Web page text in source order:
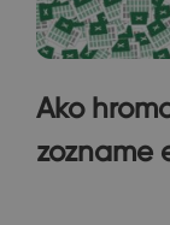
Ako
zozname